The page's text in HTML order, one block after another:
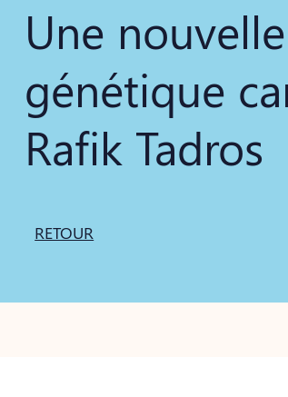
Une
génétique
Rafik Tadros
RETOUR